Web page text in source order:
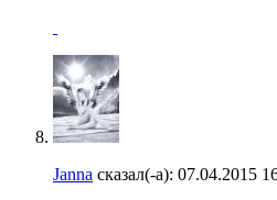
Janna сказал(-а): 07.04.2015